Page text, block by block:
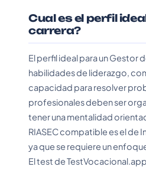
Cual es el perfil
carrera?
El perfil ideal para un Gestor
habilidades de liderazgo,
capacidad para resolver
profesionales deben ser
tener una mentalidad
RIASEC compatible es el de
ya que se requiere un
El test de